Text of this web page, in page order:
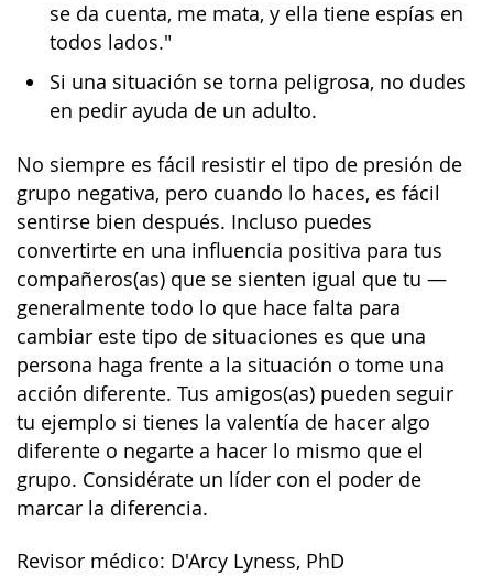
se da cuenta, me mata, y ella tiene espías en
todos lados."
Si una situación se torna peligrosa, no dudes
en pedir ayuda de un adulto.
No siempre es fácil resistir el tipo de presión de
grupo negativa, pero cuando lo haces, es fácil
sentirse bien después. Incluso puedes
convertirte en una influencia positiva para tus
compañeros(as) que se sienten igual que tu —
generalmente todo lo que hace falta para
cambiar este tipo de situaciones es que una
persona haga frente a la situación o tome una
acción diferente. Tus amigos(as) pueden seguir
tu ejemplo si tienes la valentía de hacer algo
diferente o negarte a hacer lo mismo que el
grupo. Considérate un líder con el poder de
marcar la diferencia.
Revisor médico: D'Arcy Lyness, PhD